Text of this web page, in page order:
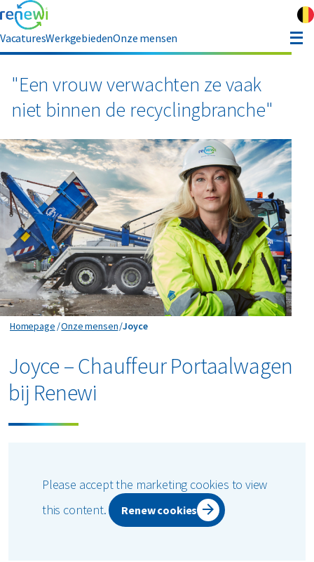
VacaturesWerkgebiedenOnze mensen
Renewi
"Een vrouw verwachten ze vaak
niet binnen de recyclingbranche"
Homepage Onze mensenJoyce
Joyce
Joyce – Chauffeur Portaalwagen
bij Renewi
Please accept the marketing cookies to view
this content.
Renew cookies